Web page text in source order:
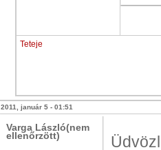
Teteje
2011, január 5 - 01:51
Varga László(nem
ellenőrzött)